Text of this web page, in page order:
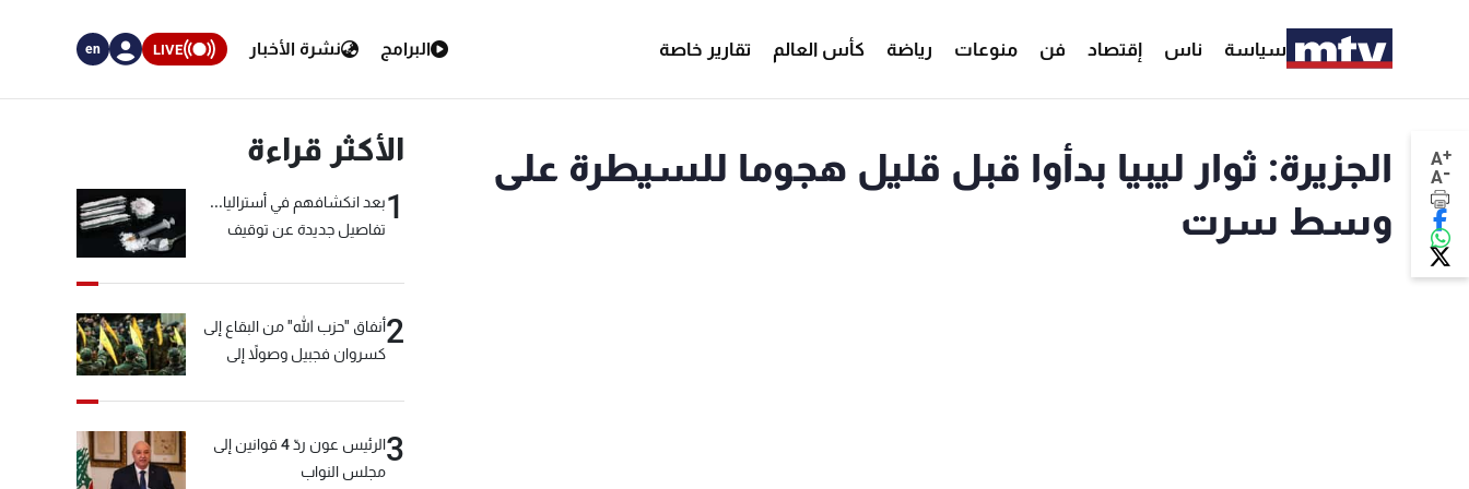
سياسة ناس إقتصاد فن منوعات رياضة كأس العالم تقارير خاصة البرامج نشرة الأخبار LIVE
en
A+
A-
الجزيرة: ثوار ليبيا بدأوا قبل قليل هجوما للسيطرة على
وسط سرت
الأكثر قراءة
1بعد انكشافهم في أستراليا...
تفاصيل جديدة عن توقيف
2أنفاق "حزب الله" من البقاع إلى
كسروان فجبيل وصولاً إلى
3
الرئيس عون ردّ 4 قوانين إلى
مجلس النواب